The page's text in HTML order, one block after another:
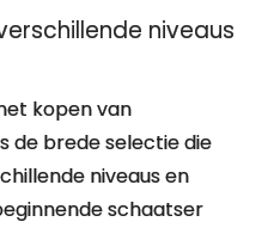
niveaus
kopen van
de brede selectie die
niveaus en
schaatser